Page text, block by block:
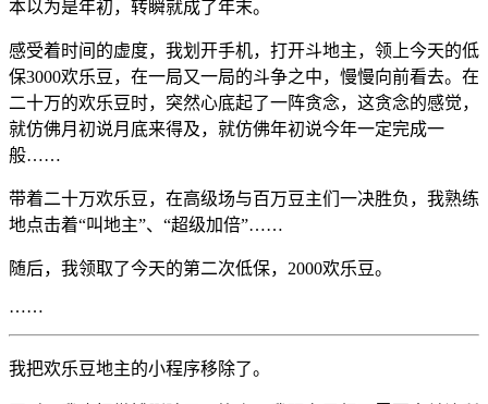
本以为是年初，转瞬就成了年末。
感受着时间的虚度，我划开手机，打开斗地主，领上今天的低
保3000欢乐豆，在一局又一局的斗争之中，慢慢向前看去。在
二十万的欢乐豆时，突然心底起了一阵贪念，这贪念的感觉，
就仿佛月初说月底来得及，就仿佛年初说今年一定完成一
般……
带着二十万欢乐豆，在高级场与百万豆主们一决胜负，我熟练
地点击着“叫地主”、“超级加倍”……
随后，我领取了今天的第二次低保，2000欢乐豆。
……
我把欢乐豆地主的小程序移除了。